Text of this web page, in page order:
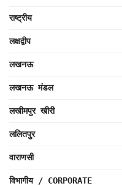
राष्ट्रीय
लक्षद्वीप
लखनऊ
लखनऊ मंडल
लखीमपुर खीरी
ललितपुर
वाराणसी
विभागीय / CORPORATE